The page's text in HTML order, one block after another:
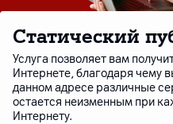
Статический
Услуга позволяет вам
Интернете, благодаря чему
данном адресе различные
остается неизменным при
Интернету.